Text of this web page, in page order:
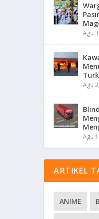
Agu
Agu
Agu
ARTIKEL
ANIME